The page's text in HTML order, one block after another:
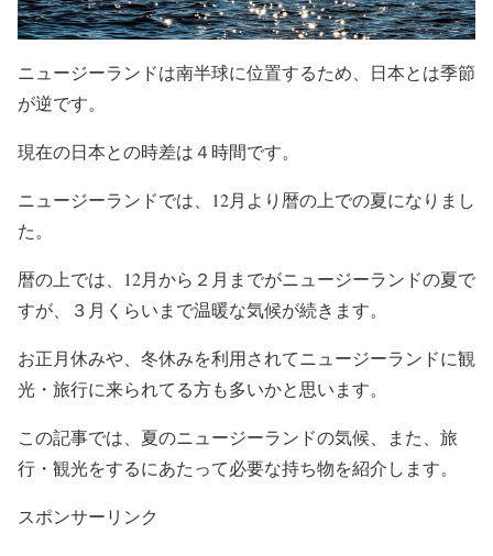
ニュージーランドは南半球に位置するため、日本とは季節
が逆です。
現在の日本との時差は４時間です。
ニュージーランドでは、12月より暦の上での夏になりまし
た。
暦の上では、12月から２月までがニュージーランドの夏で
すが、３月くらいまで温暖な気候が続きます。
お正月休みや、冬休みを利用されてニュージーランドに観
光・旅行に来られてる方も多いかと思います。
この記事では、夏のニュージーランドの気候、また、旅
行・観光をするにあたって必要な持ち物を紹介します。
スポンサーリンク